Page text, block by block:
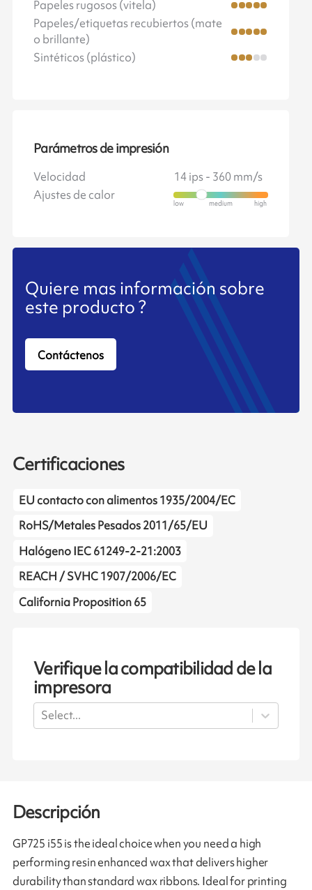
Papeles rugosos (vitela)
Papeles/etiquetas recubiertos (mate
o brillante)
Sintéticos (plástico)
Parámetros de impresión
Velocidad
14 ips - 360 mm/s
Ajustes de calor
Quiere mas información sobre
este producto ?
Contáctenos
Certificaciones
EU contacto con alimentos 1935/2004/EC
RoHS/Metales Pesados 2011/65/EU
Halógeno IEC 61249-2-21:2003
REACH / SVHC 1907/2006/EC
California Proposition 65
Verifique la compatibilidad de la
impresora
Select...
Descripción
GP725 i55 is the ideal choice when you need a high
performing resin enhanced wax that delivers higher
durability than standard wax ribbons. Ideal for printing